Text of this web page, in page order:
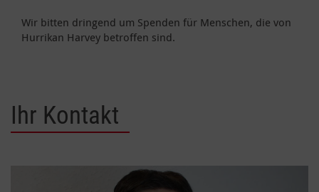
Wir bitten dringend um Spenden für Menschen, die von
Hurrikan Harvey betroffen sind.
Ihr Kontakt